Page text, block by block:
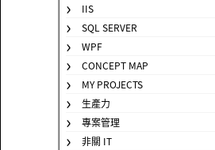
IIS
SQL SERVER
WPF
CONCEPT MAP
MY PROJECTS
生產力
專案管理
非關 IT